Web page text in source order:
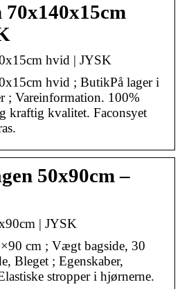
70x140x15cm
hvid | JYSK
hvid ; ButikPå lager i
; Vareinformation. 100%
kraftig kvalitet. Faconsyet
50x90cm –
| JYSK
cm ; Vægt bagside, 30
Bleget ; Egenskaber,
stropper i hjørnerne.